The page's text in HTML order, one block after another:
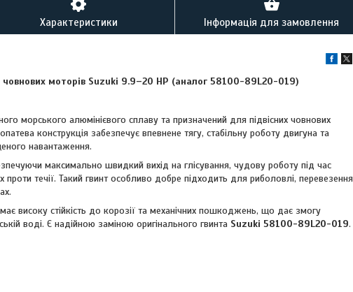
Характеристики Інформація для замовлення
моторів Suzuki 9.9–20 HP (аналог 58100-89L20-019)
морського алюмінієвого сплаву та призначений для підвісних човнових
конструкція забезпечує впевнене тягу, стабільну роботу двигуна та
навантаження.
максимально швидкий вихід на глісування, чудову роботу під час
течії. Такий гвинт особливо добре підходить для риболовлі, перевезення
високу стійкість до корозії та механічних пошкоджень, що дає змогу
воді. Є надійною заміною оригінального гвинта Suzuki 58100-89L20-019.